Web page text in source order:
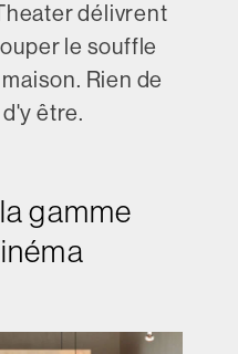
délivrent
le souffle
Rien de
être.
gamme